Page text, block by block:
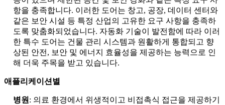
항을 충족합니다. 이러한 도어는 창고, 공장, 데이터 센터와
같은 보안 시설 등 특정 산업의 고유한 요구 사항을 충족하
도록 맞춤화되었습니다. 자동화 기술이 발전함에 따라 이러
한 특수 도어는 건물 관리 시스템과 원활하게 통합되고 향
상된 안전, 보안 및 에너지 효율성을 제공하는 능력으로 인
해 더욱 주목을 받고 있습니다.
애플리케이션별
병원 : 의료 환경에서 위생적이고 비접촉식 접근을 제공하기